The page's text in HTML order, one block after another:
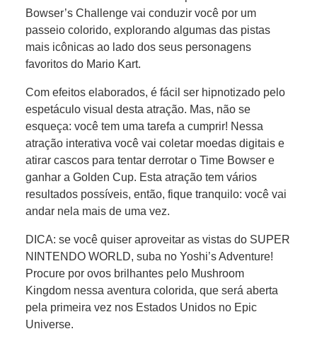
Bowser’s Challenge vai conduzir você por um
passeio colorido, explorando algumas das pistas
mais icônicas ao lado dos seus personagens
favoritos do Mario Kart.
Com efeitos elaborados, é fácil ser hipnotizado pelo
espetáculo visual desta atração. Mas, não se
esqueça: você tem uma tarefa a cumprir! Nessa
atração interativa você vai coletar moedas digitais e
atirar cascos para tentar derrotar o Time Bowser e
ganhar a Golden Cup. Esta atração tem vários
resultados possíveis, então, fique tranquilo: você vai
andar nela mais de uma vez.
DICA: se você quiser aproveitar as vistas do SUPER
NINTENDO WORLD, suba no Yoshi’s Adventure!
Procure por ovos brilhantes pelo Mushroom
Kingdom nessa aventura colorida, que será aberta
pela primeira vez nos Estados Unidos no Epic
Universe.